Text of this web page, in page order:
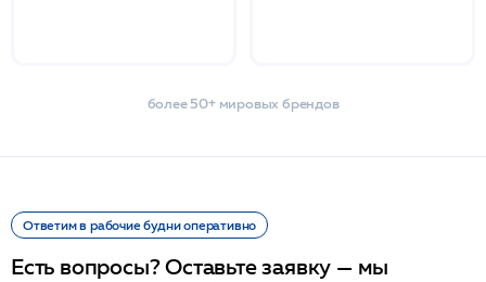
более 50+ мировых брендов
Ответим в рабочие будни оперативно
Есть вопросы? Оставьте заявку — мы